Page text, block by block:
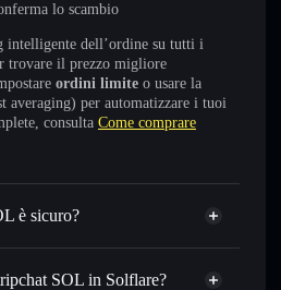
lo scambio
dell’ordine su tutti i
trovare il prezzo migliore
ordini limite o usare la
averaging) per automatizzare i tuoi
consulta Come comprare
è sicuro?
SOL in Solflare?